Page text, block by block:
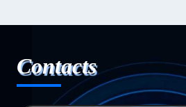
Contacts